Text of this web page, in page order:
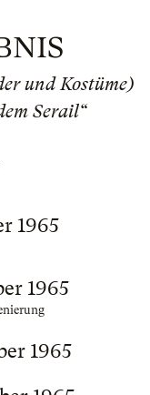
und Kostüme)
Serail“
1965
1965
1965